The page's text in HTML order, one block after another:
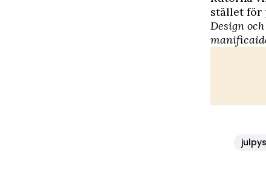
stället för
Design